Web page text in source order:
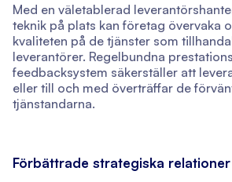
Med en väletablerad
teknik på plats kan företag övervaka
kvaliteten på de tjänster som
leverantörer. Regelbundna
feedbacksystem säkerställer att
eller till och med överträffar de
tjänstandarna.
Förbättrade strategiska relationer